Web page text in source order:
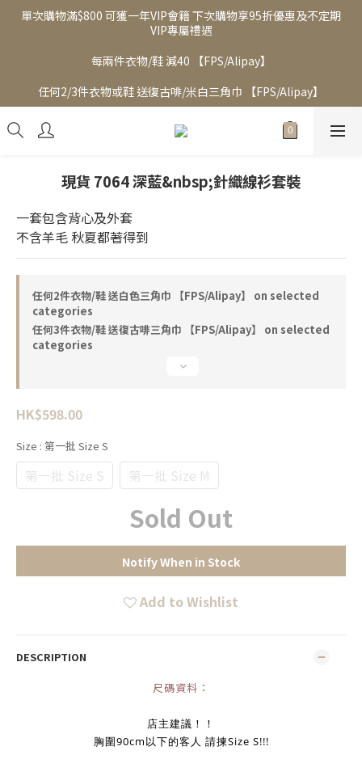
單次購物滿$800 可獲一年VIP會籍 下次購物享95折優惠及不定期
VIP專屬禮遇
每兩件衣物/鞋 減40 【FPS/Alipay】
任何2/3件衣物或鞋 送復古啡/米白三角巾 【FPS/Alipay】
現貨 7064 深藍&nbsp;針織線衫套裝
一套包含背心及外套
不含羊毛 秋夏都著得到
任何2件衣物/鞋 送白色三角巾 【FPS/Alipay】 on selected
categories
任何3件衣物/鞋 送復古啡三角巾 【FPS/Alipay】 on selected
categories
HK$598.00
Size : 第一批 Size S
第一批 Size S 第一批 Size M
Sold Out
Notify When in Stock
Add to Wishlist
DESCRIPTION
尺碼資料：
店主建議！！
胸圍90cm以下的客人 請揀Size S!!!